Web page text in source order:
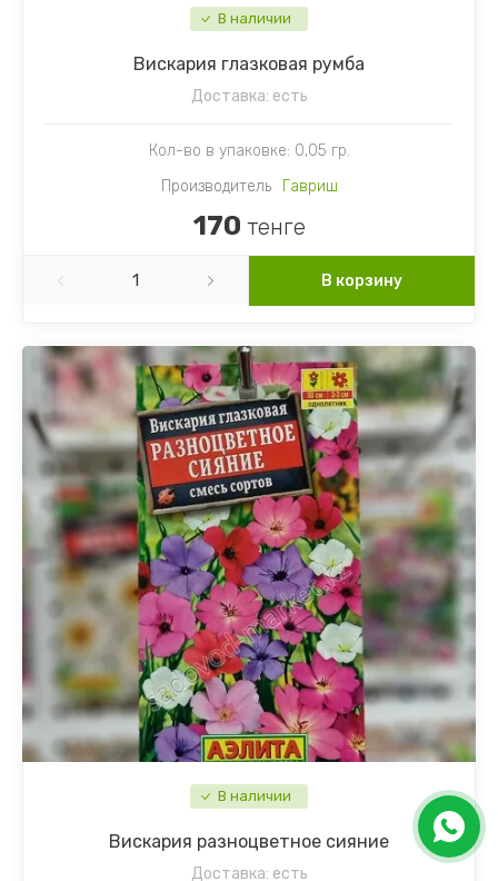
В наличии
Вискария глазковая румба
Доставка: есть
Кол-во в упаковке: 0,05 гр.
Производитель
Гавриш
170 тенге
В корзину
В наличии
Вискария разноцветное сияние
Доставка: есть